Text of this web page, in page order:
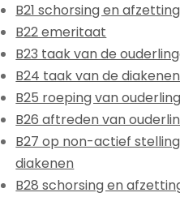
B21 schorsing en
B22 emeritaat
B23 taak van de
B24 taak van de diakenen
B25 roeping van
B26 aftreden van
B27 op non-actief
diakenen
B28 schorsing en